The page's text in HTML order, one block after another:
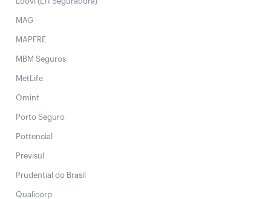
MAG
MAPFRE
MBM Seguros
MetLife
Omint
Porto Seguro
Pottencial
Previsul
Prudential do Brasil
Qualicorp